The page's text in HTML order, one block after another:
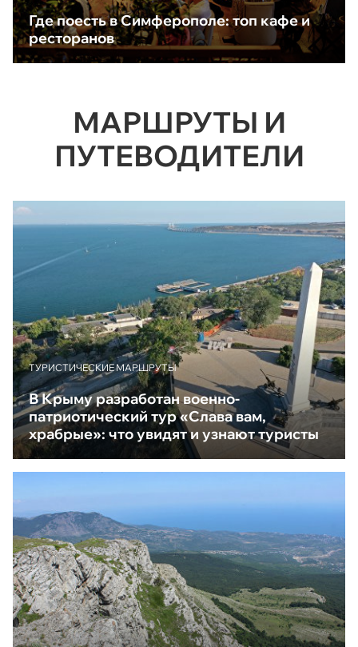
Где поесть в Симферополе: топ кафе и
ресторанов
МАРШРУТЫ И
ПУТЕВОДИТЕЛИ
ТУРИСТИЧЕСКИЕ МАРШРУТЫ
В Крыму разработан военно-
патриотический тур «Слава вам,
храбрые»: что увидят и узнают туристы